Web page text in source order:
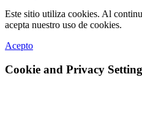
Este sitio utiliza cookies. Al
acepta nuestro uso de cookies.
Acepto
Cookie and Privacy